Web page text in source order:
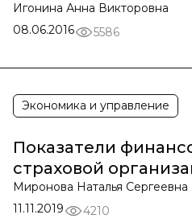
Игонина Анна Викторовна
08.06.2016
5586
Экономика и управление
Показатели
страховой
Миронова Наталья Сергеевна
11.11.2019
4210